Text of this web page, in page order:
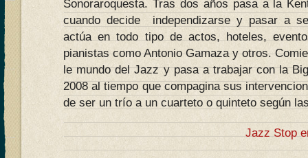
Sonoraroquesta. Tras dos años pasa a la
cuando decide independizarse y pasar a
actúa en todo tipo de actos, hoteles,
pianistas como Antonio Gamaza y otros.
le mundo del Jazz y pasa a trabajar con la
2008 al tiempo que compagina sus
de ser un trío a un cuarteto o quinteto según
Jazz Stop